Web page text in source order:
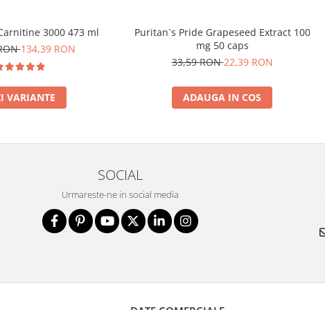
3000 473 ml
134,39 RON
VARIANTE
Puritan`s Pride Grapeseed Extract 100
mg 50 caps
33,59 RON22,39 RON
ADAUGA IN COS
SOCIAL
Urmareste-ne in social media